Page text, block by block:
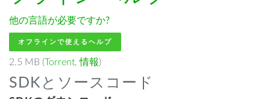
他の言語が必要ですか?
オフラインで使えるヘルプ
2.5 MB (Torrent,情報)
SDKとソースコード